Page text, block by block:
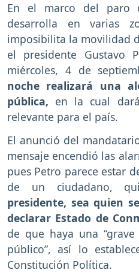
En el marco del paro
desarrolla en varias
imposibilita la movilidad
el presidente Gustavo
miércoles, 4 de
noche realizará una
pública, en la cual
relevante para el país.
El anunció del
mensaje encendió las
pues Petro parece estar
de un ciudadano,
presidente, sea quien
declarar Estado de
de que haya una
público”, así lo
Constitución Política.